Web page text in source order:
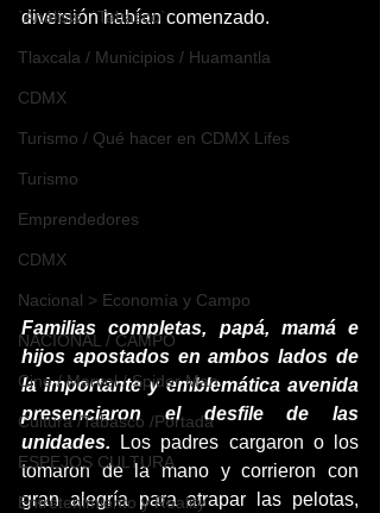
`Análisis` `Tabasco`
Tlaxcala / Municipios / Huamantla
CDMX
Turismo / Qué hacer en CDMX Lifes
Turismo
Emprendedores
CDMX
Nacional > Economía y Campo
NACIONAL / CAMPO
Cine / Marvel / Spider Man
Cultura /Tabasco /Portada
ESPEJOS CULTURA
Entretenimiento y Reality
diversión habían comenzado.
Familias completas, papá, mamá e
hijos apostados en ambos lados de
la importante y emblemática avenida
presenciaron el desfile de las
unidades. Los padres cargaron o los
tomaron de la mano y corrieron con
gran alegría para atrapar las pelotas,